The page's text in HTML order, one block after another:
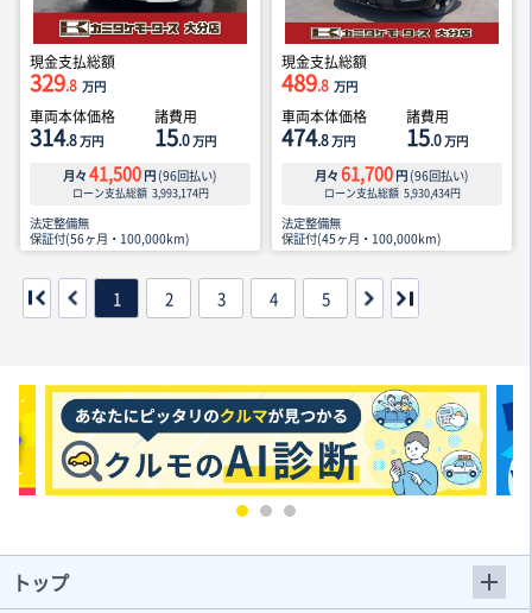
現金支払総額
329.8 万円
車両本体価格
314.8万円
諸費用
15.0万円
月々 41,500 円 (96回払い)
ローン支払総額 3,993,174円
法定整備無
保証付(56ヶ月・100,000km)
現金支払総額
489.8 万円
車両本体価格
474.8万円
諸費用
15.0万円
月々 61,700 円 (96回払い)
ローン支払総額 5,930,434円
法定整備無
保証付(45ヶ月・100,000km)
1 2 3 4 5
トップ